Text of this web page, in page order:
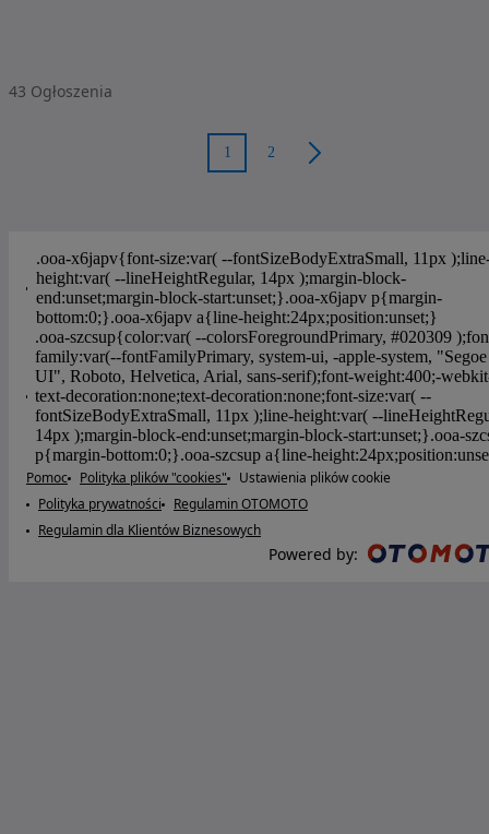
43 Ogłoszenia
1 2
Pomoc Polityka plików "cookies"
Ustawienia plików cookie
Polityka prywatności
Regulamin OTOMOTO
Regulamin dla Klientów Biznesowych
Powered by: